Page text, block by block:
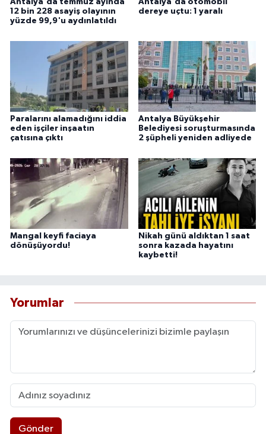
Antalya'da temmuz ayında
12 bin 228 asayiş olayının
yüzde 99,9'u aydınlatıldı
Antalya'da otomobil
dereye uçtu: 1 yaralı
Paralarını alamadığını iddia
eden işçiler inşaatın
çatısına çıktı
Antalya Büyükşehir
Belediyesi soruşturmasında
2 şüpheli yeniden adliyede
Mangal keyfi faciaya
dönüşüyordu!
Nikah günü aldıktan 1 saat
sonra kazada hayatını
kaybetti!
Yorumlar
Gönder